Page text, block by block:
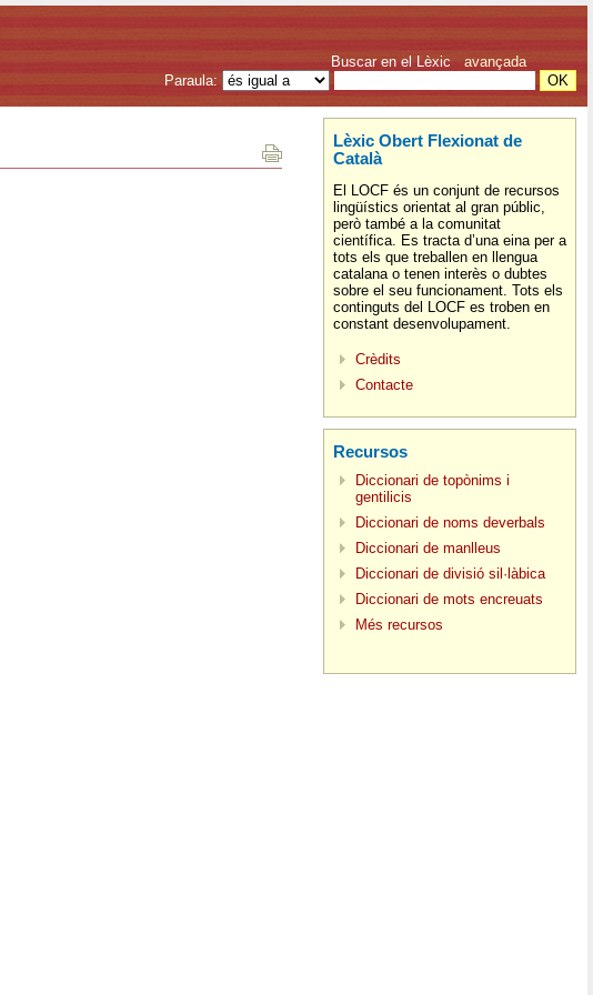
Buscar en el Lèxic avançada
Paraula:
Lèxic Obert Flexionat de
Català
El LOCF és un conjunt de recursos
lingüístics orientat al gran públic,
però també a la comunitat
científica. Es tracta d’una eina per a
tots els que treballen en llengua
catalana o tenen interès o dubtes
sobre el seu funcionament. Tots els
continguts del LOCF es troben en
constant desenvolupament.
Crèdits
Contacte
Recursos
Diccionari de topònims i
gentilicis
Diccionari de noms deverbals
Diccionari de manlleus
Diccionari de divisió sil·làbica
Diccionari de mots encreuats
Més recursos